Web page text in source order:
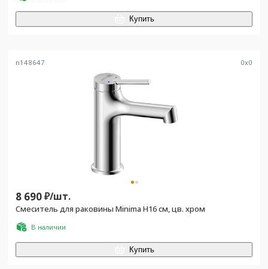
Купить
n148647 0x0
8 690₽/шт.
Смеситель для раковины Minima H16 см, цв. хром
В наличии
Купить